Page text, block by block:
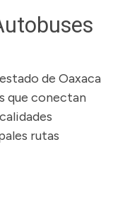
de Oaxaca
que conectan
rutas